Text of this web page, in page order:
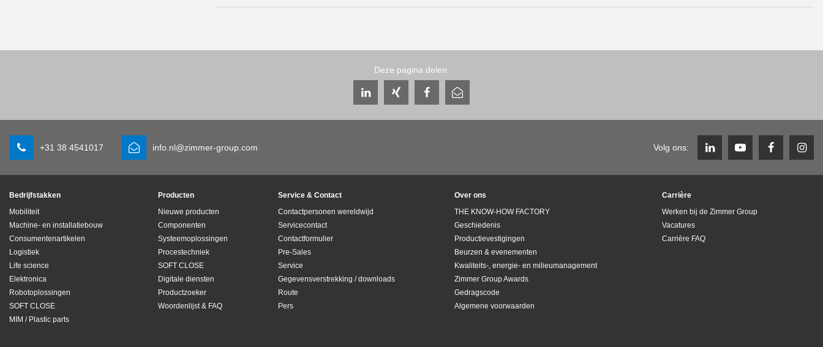
Deze pagina delen:
+31 38 4541017 info.nl@zimmer-group.com Volg ons:
Bedrijfstakken
Mobiliteit
Machine- en installatiebouw
Consumentenartikelen
Logistiek
Life science
Elektronica
Robotoplossingen
SOFT CLOSE
MIM / Plastic parts
Producten
Nieuwe producten
Componenten
Systeemoplossingen
Procestechniek
SOFT CLOSE
Digitale diensten
Productzoeker
Woordenlijst & FAQ
Service & Contact
Contactpersonen wereldwijd
Servicecontact
Contactformulier
Pre-Sales
Service
Gegevensverstrekking / downloads
Route
Pers
Over ons
THE KNOW-HOW FACTORY
Geschiedenis
Productievestigingen
Beurzen & evenementen
Kwaliteits-, energie- en milieumanagement
Zimmer Group Awards
Gedragscode
Algemene voorwaarden
Carrière
Werken bij de Zimmer Group
Vacatures
Carrière FAQ